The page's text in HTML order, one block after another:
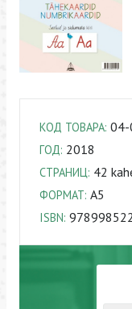
КОД ТОВАРА:
ГОД: 2018
СТРАНИЦ: 42
ФОРМАТ: A5
ISBN: